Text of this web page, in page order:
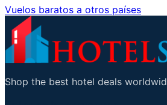
Vuelos baratos a otros países
Shop the best hotel deals